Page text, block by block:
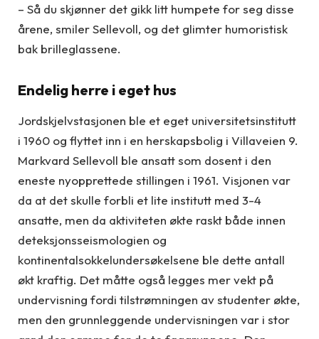
– Så du skjønner det gikk litt humpete for seg disse
årene, smiler Sellevoll, og det glimter humoristisk
bak brilleglassene.
Endelig herre i eget hus
Jordskjelvstasjonen ble et eget universitetsinstitutt
i 1960 og flyttet inn i en herskapsbolig i Villaveien 9.
Markvard Sellevoll ble ansatt som dosent i den
eneste nyopprettede stillingen i 1961. Visjonen var
da at det skulle forbli et lite institutt med 3-4
ansatte, men da aktiviteten økte raskt både innen
deteksjonsseismologien og
kontinentalsokkelundersøkelsene ble dette antall
økt kraftig. Det måtte også legges mer vekt på
undervisning fordi tilstrømningen av studenter økte,
men den grunnleggende undervisningen var i stor